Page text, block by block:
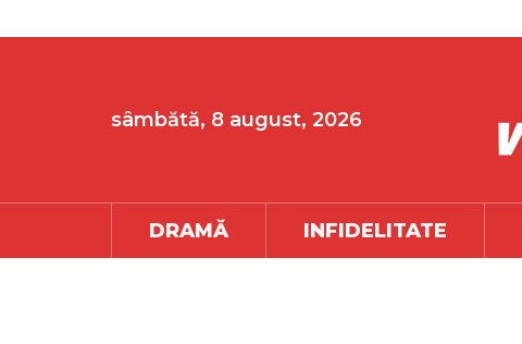
sâmbătă, 8 august, 2026
DRAMĂ INFIDELITATE